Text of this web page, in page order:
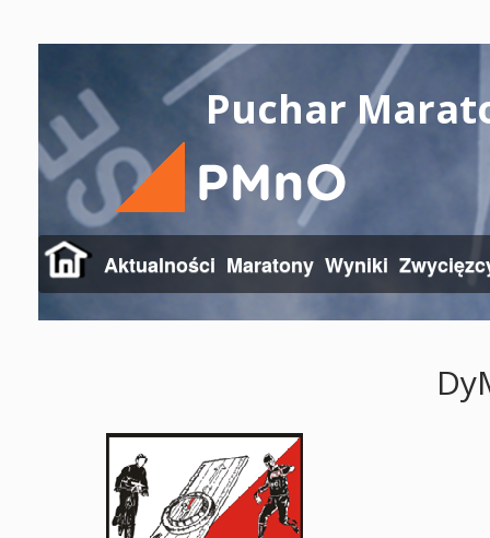
Puchar
Aktualności Maratony Wyniki